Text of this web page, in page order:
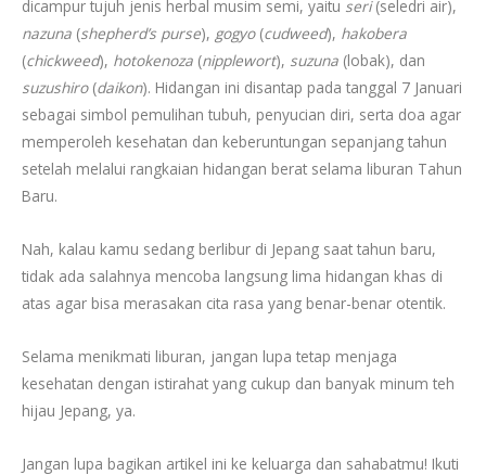
dicampur tujuh jenis herbal musim semi, yaitu seri(seledri air),
nazuna (shepherd’s purse), gogyo(cudweed), hakobera
(chickweed), hotokenoza (nipplewort), suzuna (lobak), dan
suzushiro(daikon). Hidangan ini disantap pada tanggal 7 Januari
sebagai simbol pemulihan tubuh, penyucian diri, serta doa agar
memperoleh kesehatan dan keberuntungan sepanjang tahun
setelah melalui rangkaian hidangan berat selama liburan Tahun
Baru.
Nah, kalau kamu sedang berlibur di Jepang saat tahun baru,
tidak ada salahnya mencoba langsung lima hidangan khas di
atas agar bisa merasakan cita rasa yang benar-benar otentik.
Selama menikmati liburan, jangan lupa tetap menjaga
kesehatan dengan istirahat yang cukup dan banyak minum teh
hijau Jepang, ya.
Jangan lupa bagikan artikel ini ke keluarga dan sahabatmu! Ikuti